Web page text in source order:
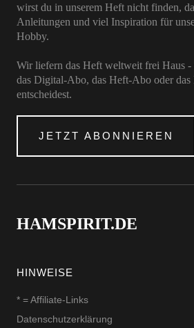
wirst du in unserem Heft nicht finden,
Anleitungen und viel Inspiration für
Hobby.
Wir liefern das Heft weltweit frei Haus
das Digital-Abo, das Heft-Abo oder
entscheidest.
JETZT ABONNIEREN
HAMSPIRIT.DE
HINWEISE
* = Affiliate-Links
Datenschutzerklärung